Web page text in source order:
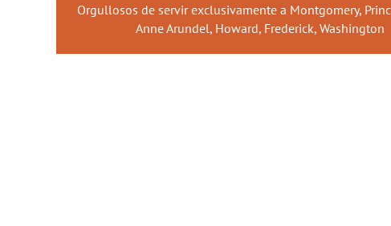
Orgullosos de servir exclusivamente a Montgomery,
Anne Arundel, Howard, Frederick, Washington